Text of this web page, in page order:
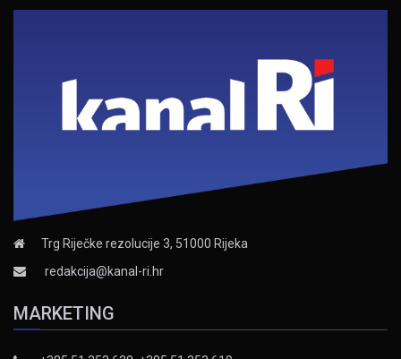
Trg Riječke rezolucije 3, 51000 Rijeka
redakcija@kanal-ri.hr
MARKETING